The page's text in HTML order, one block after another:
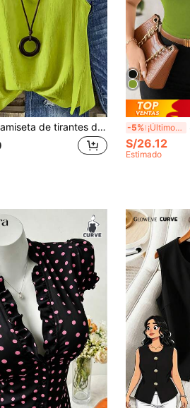
Linhara Camiseta de tirantes de unicolor talla grande, versátil para el verano -5% ¡Últimos 3 días
S/26.12
Estimado